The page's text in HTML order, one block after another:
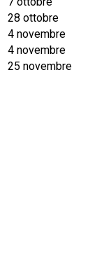
28 ottobre
4 novembre
4 novembre
25 novembre